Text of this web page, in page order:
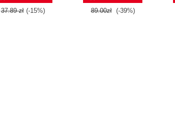
37.89 zł (-15%) 89.00zł (-39%)